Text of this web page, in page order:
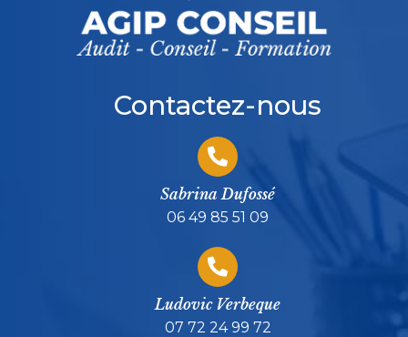
Contactez-nous
Sabrina Dufossé
06 49 85 51 09
Ludovic Verbeque
07 72 24 99 72